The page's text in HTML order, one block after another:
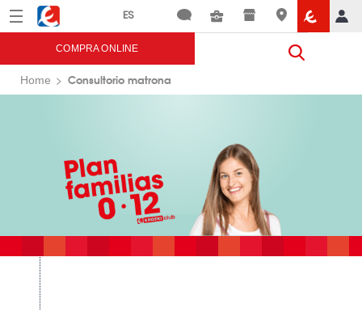
Menú Eroski
COMPRA ONLINE
Home Consultorio matrona